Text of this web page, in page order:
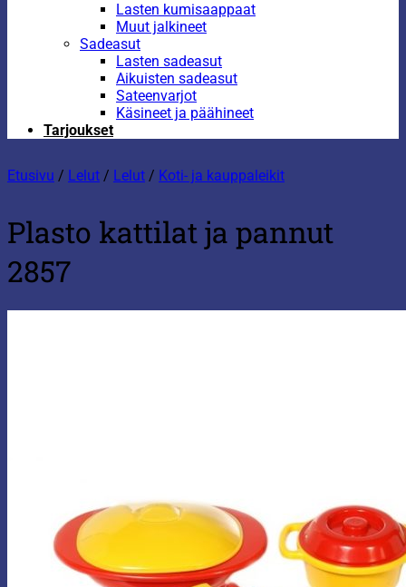
Lasten kumisaappaat
Muut jalkineet
Sadeasut
Lasten sadeasut
Aikuisten sadeasut
Sateenvarjot
Käsineet ja päähineet
Tarjoukset
Etusivu / Lelut / Lelut / Koti- ja kauppaleikit
Plasto kattilat ja pannut
2857